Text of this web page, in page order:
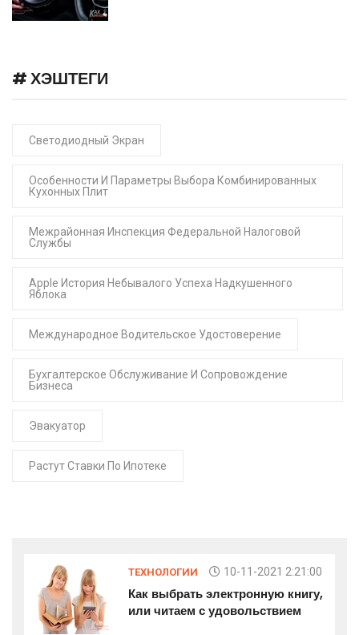
# ХЭШТЕГИ
Светодиодный Экран
Особенности И Параметры Выбора Комбинированных
Кухонных Плит
Межрайонная Инспекция Федеральной Налоговой
Службы
Apple История Небывалого Успеха Надкушенного
Яблока
Международное Водительское Удостоверение
Бухгалтерское Обслуживание И Сопровождение
Бизнеса
Эвакуатор
Растут Ставки По Ипотеке
ТЕХНОЛОГИИ 10-11-2021 2:21:00
Как выбрать электронную книгу,
или читаем с удовольствием